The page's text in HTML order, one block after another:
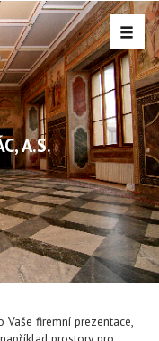
A.S.
firemní prezentace,